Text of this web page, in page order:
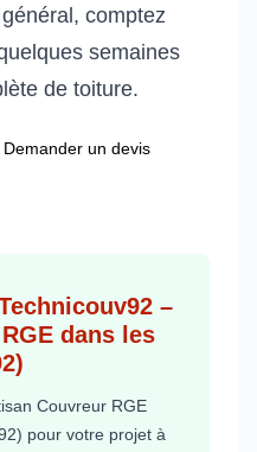
comptez
semaines
de toiture.
Demander un devis
–
dans les
Couvreur RGE
pour votre projet à